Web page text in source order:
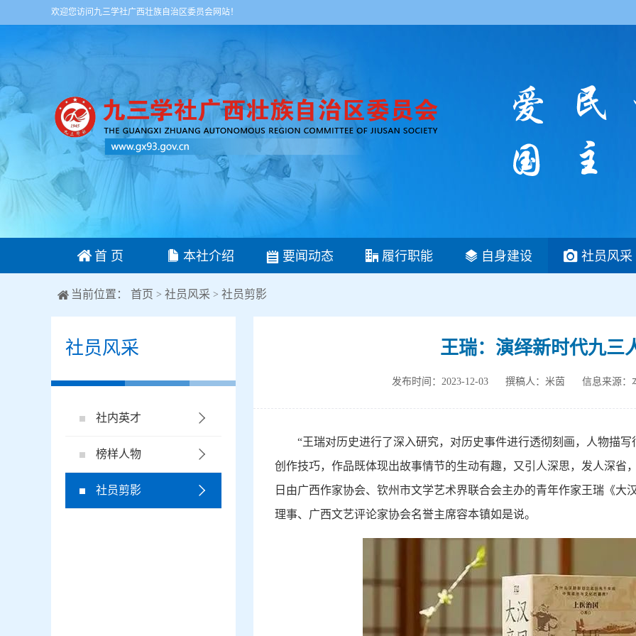
欢迎您访问九三学社广西壮族自治区委员会网站！
首 页 本社介绍 要闻动态 履行职能 自身建设 社员风采
当前位置： 首页 > 社员风采 > 社员剪影
社员风采
社内英才
榜样人物
社员剪影
王瑞：演绎新时代九三
发布时间：2023-12-03 撰稿人：米茵 信息来源：
“王瑞对历史进行了深入研究，对历史事件进行透彻刻画，人物描
创作技巧，作品既体现出故事情节的生动有趣，又引人深思，发人深省
日由广西作家协会、钦州市文学艺术界联合会主办的青年作家王瑞《大
理事、广西文艺评论家协会名誉主席容本镇如是说。